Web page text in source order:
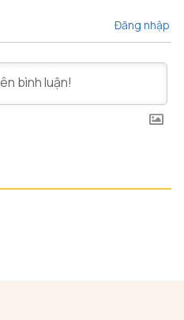
Đăng nhập